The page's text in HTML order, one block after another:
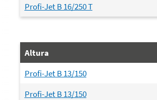
Profi-Jet B 16/250 T
Altura
Profi-Jet B 13/150
Profi-Jet B 13/150